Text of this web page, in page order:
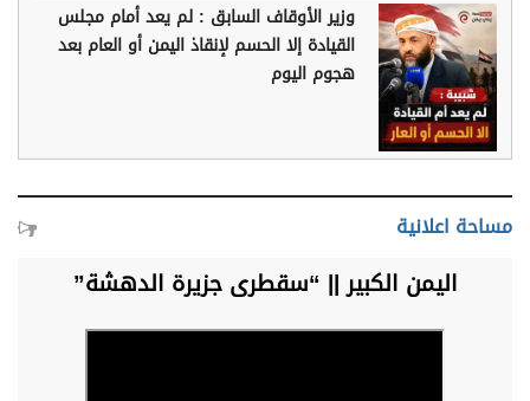
وزير الأوقاف السابق : لم يعد أمام مجلس
القيادة إلا الحسم لإنقاذ اليمن أو العام بعد
هجوم اليوم
مساحة اعلانية
اليمن الكبير || “سقطرى جزيرة الدهشة”